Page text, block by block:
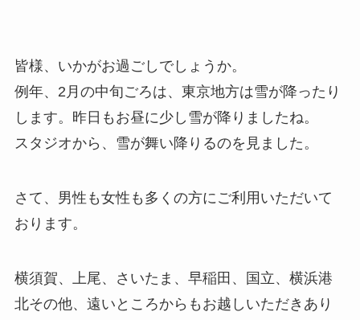
皆様、いかがお過ごしでしょうか。
例年、2月の中旬ごろは、東京地方は雪が降ったり
します。昨日もお昼に少し雪が降りましたね。
スタジオから、雪が舞い降りるのを見ました。
さて、男性も女性も多くの方にご利用いただいて
おります。
横須賀、上尾、さいたま、早稲田、国立、横浜港
北その他、遠いところからもお越しいただきあり